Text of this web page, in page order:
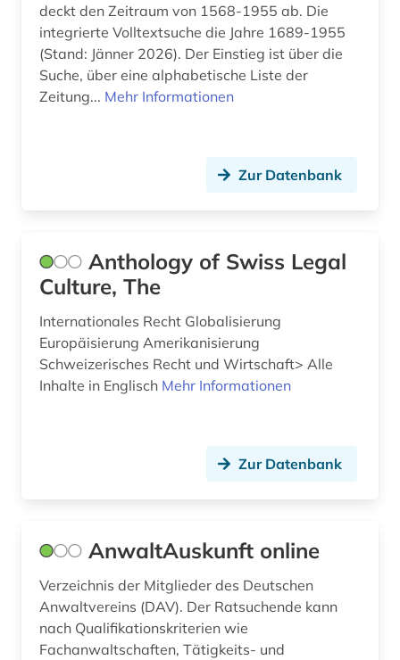
fallgruppenpflege (1)
fallpauschale (1)
familienunternehmen (1)
fluch (1)
flurdenkmal (1)
flüchtling (1)
flüchtlingshilfe (1)
frauenrecht (1)
freie plattform (1)
deckt den Zeitraum von 1568-1955 ab. Die
integrierte Volltextsuche die Jahre 1689-1955
(Stand: Jänner 2026). Der Einstieg ist über die
Suche, über eine alphabetische Liste der
Zeitung... Mehr Informationen
Zur Datenbank
Anthology of Swiss Legal
Culture, The
Internationales Recht Globalisierung
Europäisierung Amerikanisierung
Schweizerisches Recht und Wirtschaft> Alle
Inhalte in Englisch Mehr Informationen
Zur Datenbank
AnwaltAuskunft online
Verzeichnis der Mitglieder des Deutschen
Anwaltvereins (DAV). Der Ratsuchende kann
nach Qualifikationskriterien wie
Fachanwaltschaften, Tätigkeits- und